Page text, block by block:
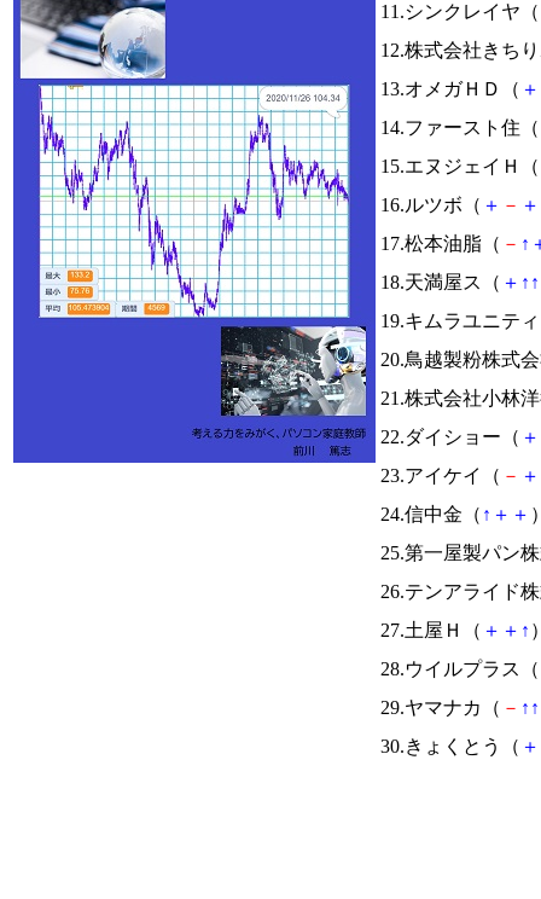
11.シンクレイヤ（
12.株式会社きち
13.オメガＨＤ（ ＋
14.ファースト住（
15.エヌジェイＨ（
16.ルツボ（ ＋ － ＋
17.松本油脂（ － ↑
18.天満屋ス（ ＋ ↑ ↑
19.キムラユニテ
20.鳥越製粉株式
21.株式会社小林
22.ダイショー（ ＋
23.アイケイ（ － ＋
24.信中金（ ↑ ＋ ＋
25.第一屋製パン
26.テンアライド
27.土屋Ｈ（ ＋ ＋ ↑
28.ウイルプラス（
29.ヤマナカ（ － ↑ ↑
30.きょくとう（ ＋